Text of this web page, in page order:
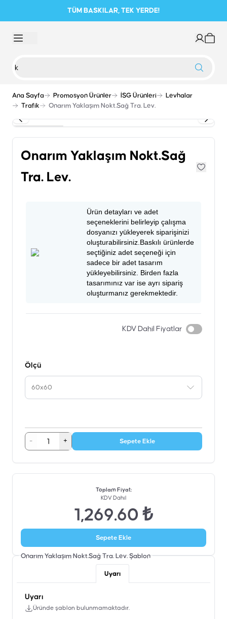
TÜM BASKILAR, TEK YERDE!
Ana Sayfa Promosyon Ürünler İSG Ürünleri
Levhalar
Trafik
Onarım Yaklaşım Nokt.Sağ Tra. Lev.
Onarım Yaklaşım Nokt.Sağ
Tra. Lev.
Ürün detayları ve adet
seçeneklerini belirleyip çalışma
dosyanızı yükleyerek siparişinizi
oluşturabilirsiniz.Baskılı ürünlerde
seçtiğiniz adet seçeneği için
sadece bir adet tasarım
yükleyebilirsiniz. Birden fazla
tasarımınız var ise ayrı sipariş
oluşturmanız gerekmektedir.
KDV Dahil Fiyatlar
Ölçü
60x60
- + Sepete Ekle
Toplam Fiyat:
KDV Dahil
1,269.60 ₺
Sepete Ekle
Onarım Yaklaşım Nokt.Sağ Tra. Lev. Şablon
Uyarı
Uyarı
Üründe şablon bulunmamaktadır.